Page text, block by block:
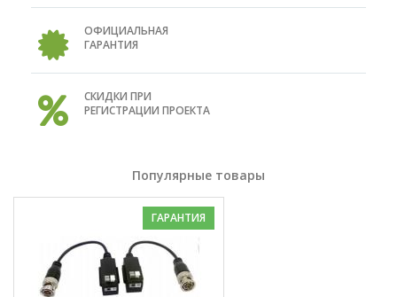
ОФИЦИАЛЬНАЯ
ГАРАНТИЯ
СКИДКИ ПРИ
РЕГИСТРАЦИИ ПРОЕКТА
Популярные товары
ГАРАНТИЯ